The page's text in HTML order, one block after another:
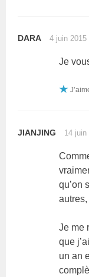
DARA 4 juin 2015
Je
JIANJING 14 juin
qu’on
Je me
que
un an